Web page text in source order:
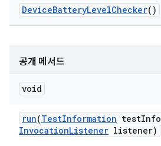
DeviceBatteryLevelChecker()
공개 메서드
void
run(TestInformation testInfo
InvocationListener listener)